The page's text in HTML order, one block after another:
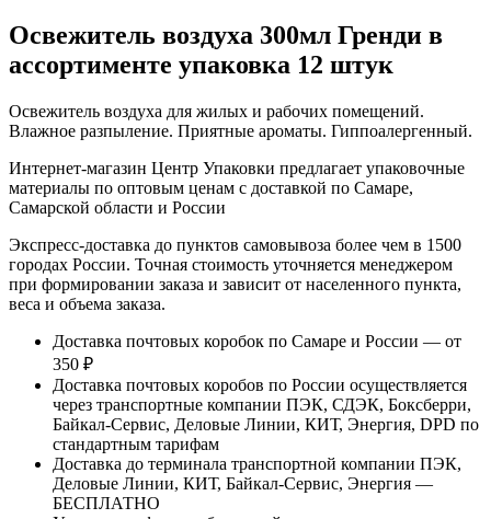
Освежитель воздуха 300мл Гренди в
ассортименте упаковка 12 штук
Освежитель воздуха для жилых и рабочих помещений.
Влажное разпыление. Приятные ароматы. Гиппоалергенный.
Интернет-магазин Центр Упаковки предлагает упаковочные
материалы по оптовым ценам с доставкой по Самаре,
Самарской области и России
Экспресс-доставка до пунктов самовывоза более чем в 1500
городах России. Точная стоимость уточняется менеджером
при формировании заказа и зависит от населенного пункта,
веса и объема заказа.
Доставка почтовых коробок по Самаре и России — от
350 ₽
Доставка почтовых коробов по России осуществляется
через транспортные компании ПЭК, СДЭК, Боксберри,
Байкал-Сервис, Деловые Линии, КИТ, Энергия, DPD по
стандартным тарифам
Доставка до терминала транспортной компании ПЭК,
Деловые Линии, КИТ, Байкал-Сервис, Энергия —
БЕСПЛАТНО